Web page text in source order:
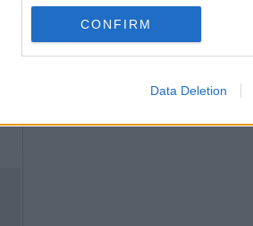
CONFIRM
Data Deletion